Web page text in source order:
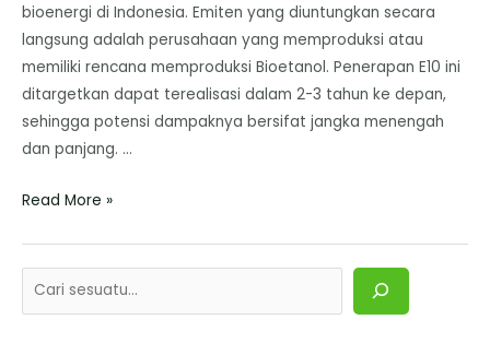
bioenergi di Indonesia. Emiten yang diuntungkan secara
langsung adalah perusahaan yang memproduksi atau
memiliki rencana memproduksi Bioetanol. ​Penerapan E10 ini
ditargetkan dapat terealisasi dalam 2-3 tahun ke depan,
sehingga potensi dampaknya bersifat jangka menengah
dan panjang. …
Read More »